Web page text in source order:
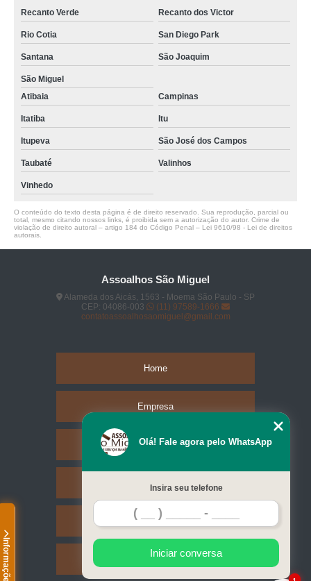
Informações
Recanto Verde Recanto dos Victor
Rio Cotia San Diego Park
Santana São Joaquim
São Miguel
Atibaia
Campinas
Itatiba Itu
Itupeva São José dos Campos
Taubaté Valinhos
Vinhedo
O conteúdo do texto desta página é de direito reservado. Sua reprodução, parcial ou
total, mesmo citando nossos links, é proibida sem a autorização do autor. Crime de
violação de direito autoral – artigo 184 do Código Penal – Lei 9610/98 - Lei de direitos
autorais
Assoalhos São Miguel
Alameda dos Aicás, 1563 - Moema São Paulo - SP
CEP: 04086-003
(11) 97589-1666
contatoassoalhosaomiguel@gmail.com
Home
Empresa
Missão
Serviços
Contato
Mapa do site
Olá! Fale agora pelo WhatsApp
Insira seu telefone
Iniciar conversa